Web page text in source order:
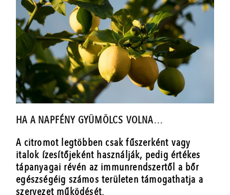
HA A NAPFÉNY GYÜMÖLCS VOLNA…
A citromot legtöbben csak fűszerként vagy
italok ízesítőjeként használják, pedig értékes
tápanyagai révén az immunrendszertől a bőr
egészségéig számos területen támogathatja a
szervezet működését.